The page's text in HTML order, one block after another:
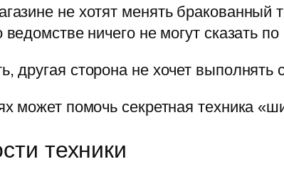
не хотят менять бракованный
ведомстве ничего не могут сказать
другая сторона не хочет выполнять
может помочь секретная техника
техники